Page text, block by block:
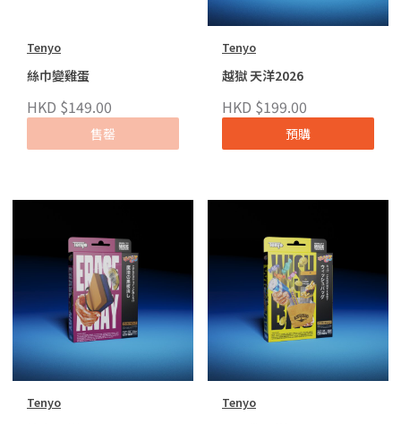
Tenyo
絲巾變雞蛋
HKD $149.00
售罄
Tenyo
越獄 天洋2026
HKD $199.00
預購
Tenyo Tenyo